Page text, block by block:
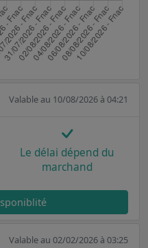
Valable au 10/08/2026 à 04:21
Le délai dépend du
marchand
Valable au 02/02/2026 à 03:25